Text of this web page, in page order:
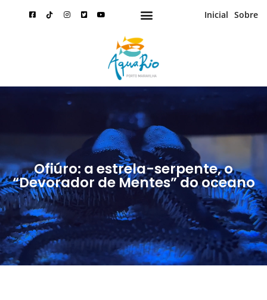
Inicial Sobre
Ofiúro: a estrela-serpente, o
“Devorador de Mentes” do oceano